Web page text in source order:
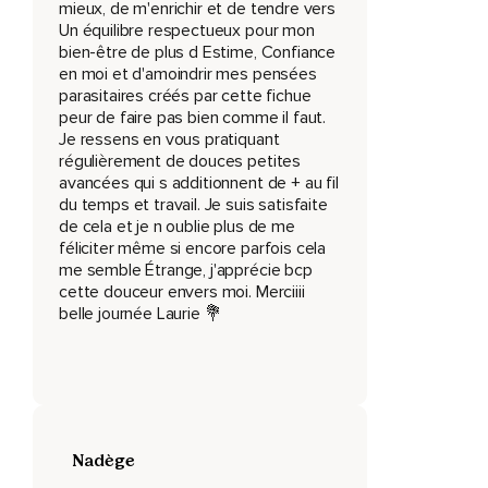
Commencez par respirer quelquefois,
Tout simplement.
Décontractez vos muscles et amenez votre attention vers
les mouvements de votre respiration.
Observez comment votre ventre se gonfle et se dégonfle.
Comment votre poitrine se soulève et s'abaisse.
Sentez l'air qui entre et qui sort,
Qui descend jusqu'à vos poumons.
Respirez et relâchez.
En vous pratiquant ainsi à maintenir votre attention sur votre
mieux, de m'enrichir et de tendre vers
Un équilibre respectueux pour mon
bien-être de plus d Estime, Confiance
en moi et d'amoindrir mes pensées
parasitaires créés par cette fichue
peur de faire pas bien comme il faut.
Je ressens en vous pratiquant
régulièrement de douces petites
avancées qui s additionnent de + au fil
du temps et travail. Je suis satisfaite
de cela et je n oublie plus de me
féliciter même si encore parfois cela
me semble Étrange, j'apprécie bcp
cette douceur envers moi. Merciiii
belle journée Laurie 💐
Nadège